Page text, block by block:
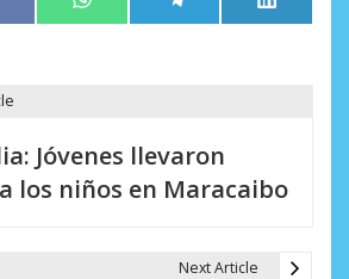
Compartir
en
WhatsApp Compartir
en
Telegram
en
LinkedIn
Jóvenes llevaron
los niños en Maracaibo
Next Article